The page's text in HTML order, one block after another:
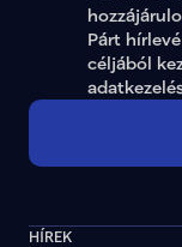
Párt
HÍREK